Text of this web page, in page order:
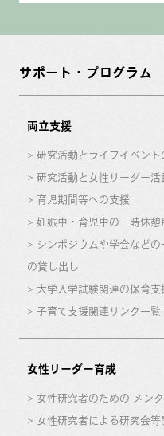
サポート・プログラム
両立支援
研究活動とライフイベン
研究活動と女性リーダー
育児期間等への支援
妊娠中・育児中の一時休
シンポジウムや学会など
の貸し出し
大学入学試験関連の保育支
子育て支援関連リンク一覧
女性リーダー育成
女性研究者のための メン
女性研究者による研究会等